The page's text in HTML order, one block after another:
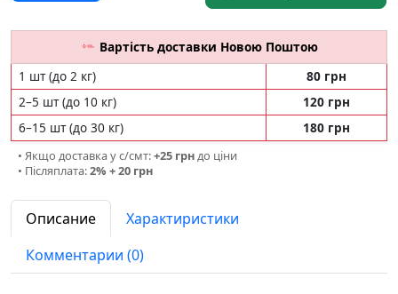
Вартість доставки Новою Поштою
1 шт (до 2 кг)
80 грн
2–5 шт (до 10 кг)
120 грн
6–15 шт (до 30 кг)
180 грн
• Якщо доставка у с/смт:+25 грн до ціни
• Післяплата:2% + 20 грн
Описание
Характиристики
Комментарии (0)